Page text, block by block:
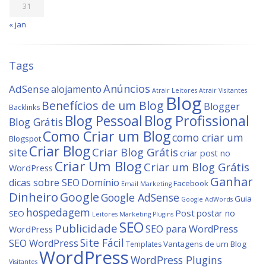
31
« jan
Tags
AdSensealojamentoAnúncios Atrair Leitores Atrair Visitantes
Backlinks Benefícios de um Blog Blog Blogger
Blog Grátis Blog Pessoal Blog Profissional
Blogspot Como Criar um Blogcomo criar um
siteCriar BlogCriar Blog Grátis criar post no
WordPress Criar Um Blog Criar um Blog Grátis
dicas sobre SEO Domínio Email Marketing Facebook Ganhar
DinheiroGoogleGoogle AdSense Google AdWords Guia
SEO hospedagem Leitores Marketing Plugins Postpostar no
WordPress PublicidadeSEOSEO para WordPress
SEO WordPressSite Fácil TemplatesVantagens de um Blog
Visitantes WordPressWordPress Plugins